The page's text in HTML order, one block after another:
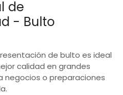
de
- Bulto
de bulto es ideal
calidad en grandes
negocios o preparaciones